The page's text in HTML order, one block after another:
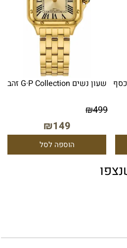
שעון נשים G·P Collection זהב
₪499
₪149
הוספה לסל